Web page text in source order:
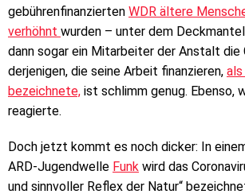
gebührenfinanzierten WDR ältere
verhöhnt wurden – unter dem
dann sogar ein Mitarbeiter der Anstalt die
derjenigen, die seine Arbeit finanzieren, als
bezeichnete, ist schlimm genug. Ebenso,
reagierte.
Doch jetzt kommt es noch dicker: In
ARD-Jugendwelle Funk wird das
und sinnvoller Reflex der Natur“